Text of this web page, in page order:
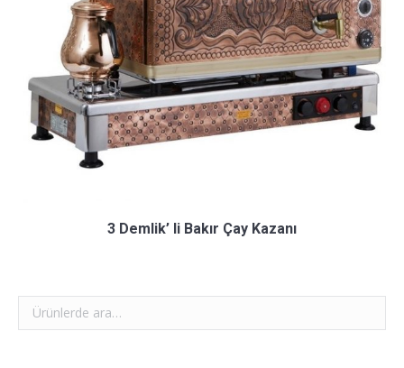
3 Demlik’ li Bakır Çay Kazanı